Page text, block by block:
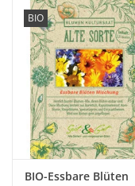
Saattiefe: ca. 0,5 cm,
Standort:
Sonnig- halbschattig,
Ernte / Blüte:
Juni - September.
BIO
BIO-Essbare Blüten